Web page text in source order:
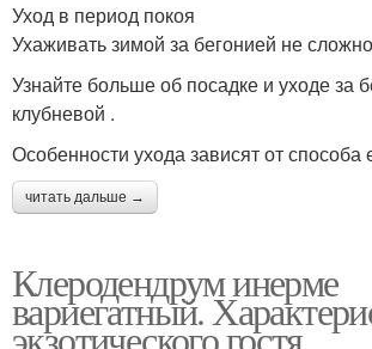
Уход в период покоя
Ухаживать зимой за бегонией не
Узнайте больше об посадке и уходе за
клубневой .
Особенности ухода зависят от способа
читать дальше →
Клеродендрум инерме
вариегатный.